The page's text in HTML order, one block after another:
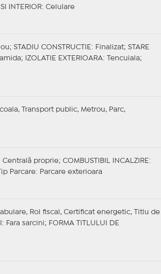
INTERIOR: Celulare
STADIU CONSTRUCTIE : Finalizat; STARE
IZOLATIE EXTERIOARA: Tencuiala;
Transport public, Metrou, Parc,
Centrală proprie; COMBUSTIBIL INCALZIRE :
Tip Parcare: Parcare exterioara
Rol fiscal, Certificat energetic, Titlu de
: Fara sarcini; FORMA TITLULUI DE